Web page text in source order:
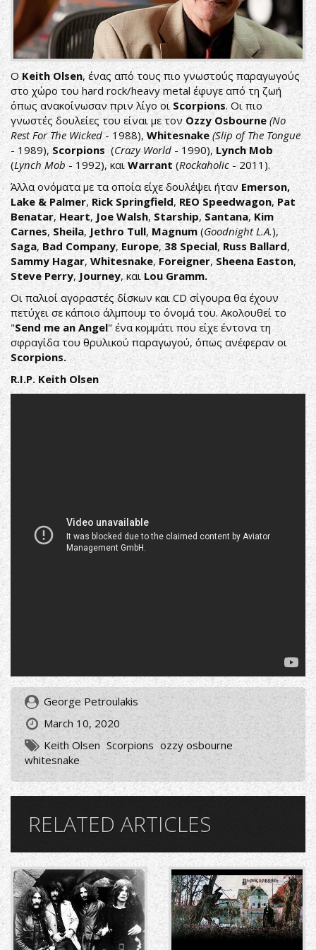
ΟKeith Olsen, ένας από τους πιο γνωστούς παραγωγούς
στο χώρο του hard rock/heavy metal έφυγε από τη ζωή
όπως ανακοίνωσαν πριν λίγο οι Scorpions. Oι πιο
γνωστές δουλείες του είναι με τονOzzy Osbourne (No
Rest For The Wicked- 1988),Whitesnake (Slip of The Tongue
- 1989),Scorpions (Crazy World - 1990), Lynch Mob
(Lynch Mob- 1992), και Warrant (Rockaholic - 2011).
Άλλα ονόματα με τα οποία είχε δουλέψει ήτανEmerson,
Lake & Palmer, Rick Springfield, REO Speedwagon,Pat
Benatar,Heart,Joe Walsh,Starship, Santana, Kim
Carnes,Sheila, Jethro Tull, Magnum (Goodnight L.A.),
Saga, Bad Company, Europe,38 Special,Russ Ballard,
Sammy Hagar, Whitesnake, Foreigner, Sheena Easton,
Steve Perry,Journey, και Lou Gramm.
Οι παλιοί αγοραστές δίσκων και CD σίγουρα θα έχουν
πετύχει σε κάποιο άλμπουμ το όνομά του. Ακολουθεί το
"Send me an Angel" ένα κομμάτι που είχε έντονα τη
σφραγίδα του θρυλικού παραγωγού, όπως ανέφεραν οι
Scorpions.
R.I.P. Κeith Olsen
George Petroulakis
March 10, 2020
Κeith Olsen Scorpions ozzy osbourne
whitesnake
RELATED ARTICLES